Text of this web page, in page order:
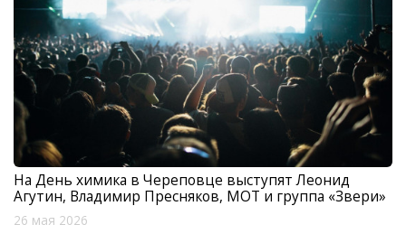
На День химика в Череповце выступят Леонид
Агутин, Владимир Пресняков, МОТ и группа «Звери»
26 мая 2026